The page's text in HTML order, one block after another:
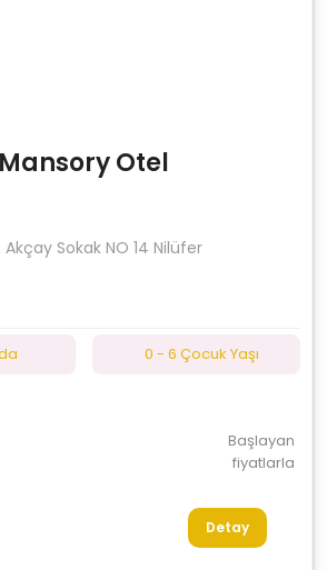
Mansory Otel
Akçay Sokak NO 14 Nilüfer
0 - 6 Çocuk Yaşı
Başlayan
fiyatlarla
Detay